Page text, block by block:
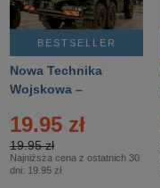
BESTSELLER
Nowa Technika
Wojskowa –
19.95 zł
19.95 zł
Najniższa cena z ostatnich 30
dni: 19.95 zł